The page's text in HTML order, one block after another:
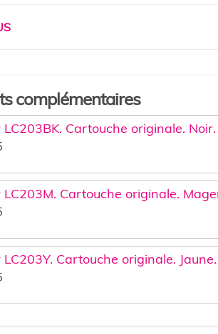
complémentaires
Cartouche originale. Noir.
Cartouche originale.
Cartouche originale. Jaune.